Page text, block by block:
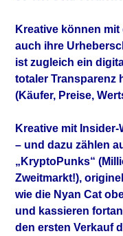
Kreative können
auch ihre
ist zugleich ein
totaler Transparenz
(Käufer, Preise,
Kreative mit
– und dazu zählen
„KryptoPunks“
Zweitmarkt!),
wie die Nyan Cat
und kassieren
den ersten Verkauf